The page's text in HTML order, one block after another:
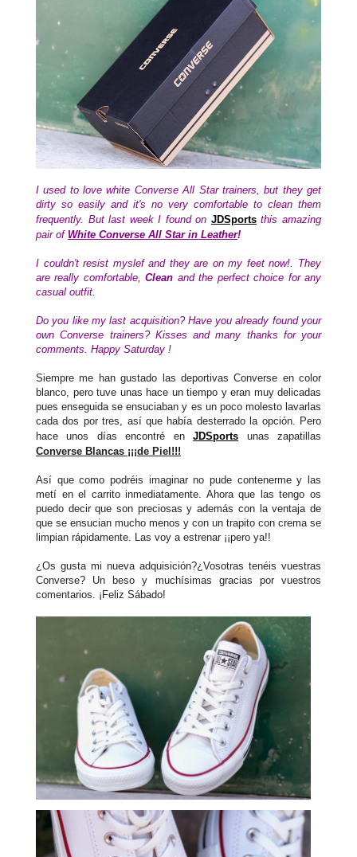
I used to love white Converse All Star trainers, but they get
dirty so easily and it's no very comfortable to clean them
frequently. But last week I found on JDSports this amazing
pair of White Converse All Star in Leather!
I couldn't resist myslef and they are on my feet now!. They
are really comfortable,Clean and the perfect choice for any
casual outfit.
Do you like my last acquisition? Have you already found your
own Converse trainers? Kisses and many thanks for your
comments. Happy Saturday !
Siempre me han gustado las deportivas Converse en color
blanco, pero tuve unas hace un tiempo y eran muy delicadas
pues enseguida se ensuciaban y es un poco molesto lavarlas
cada dos por tres, así que había desterrado la opción. Pero
hace unos días encontré enJDSports
unas zapatillas
Converse Blancas ¡¡¡de Piel!!!
Así que como podréis imaginar no pude contenerme y las
metí en el carrito inmediatamente. Ahora que las tengo os
puedo decir que son preciosas y además con la ventaja de
que se ensucian mucho menos y con un trapito con crema se
limpian rápidamente. Las voy a estrenar ¡¡pero ya!!
¿Os gusta mi nueva adquisición?¿Vosotras tenéis vuestras
Converse? Un beso y muchísimas gracias por vuestros
comentarios. ¡Feliz Sábado!